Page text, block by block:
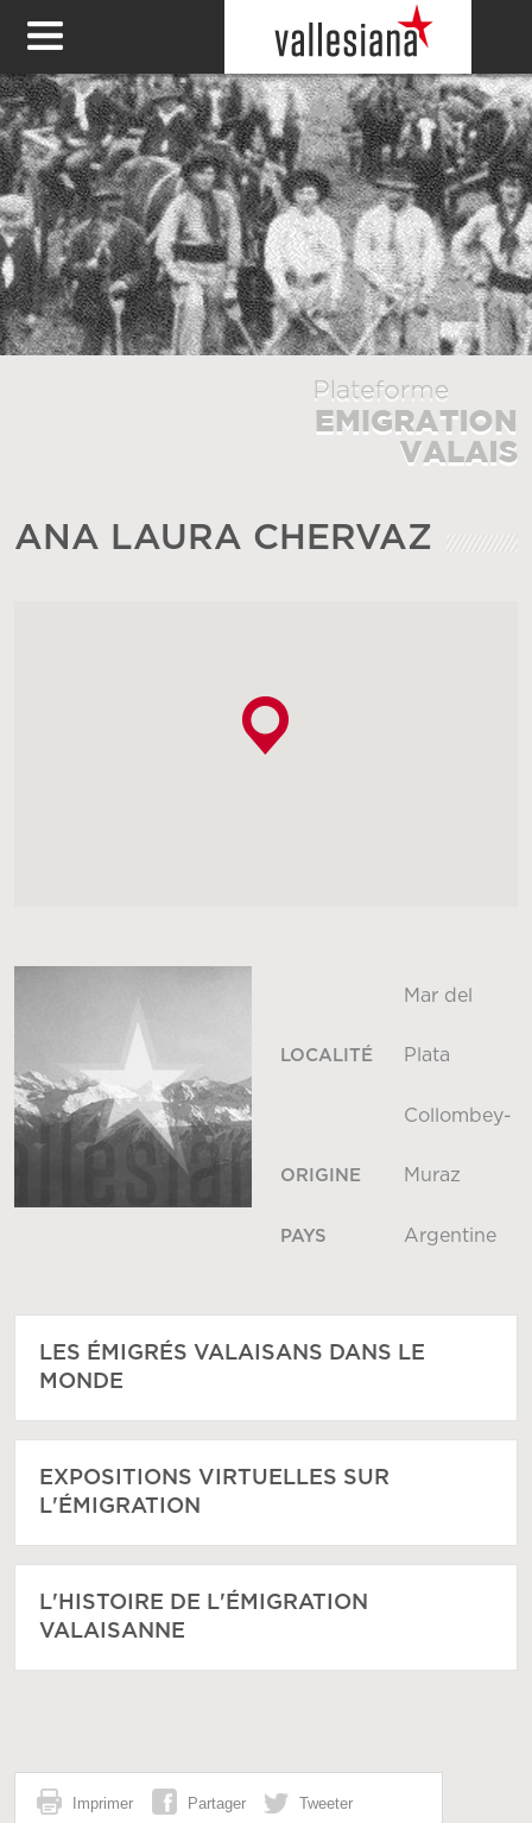
ANA LAURA CHERVAZ
LOCALITÉ
Mar del
Plata
ORIGINE
Collombey-
Muraz
PAYS Argentine
LES ÉMIGRÉS VALAISANS DANS LE
MONDE
EXPOSITIONS VIRTUELLES SUR
L'ÉMIGRATION
L'HISTOIRE DE L'ÉMIGRATION
VALAISANNE
Imprimer Partager Tweeter